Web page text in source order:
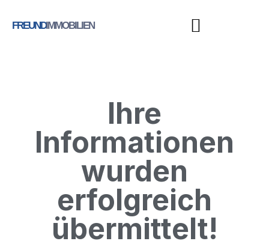
FREUNDIMMOBILIEN
Ihre
Informationen
wurden
erfolgreich
übermittelt!